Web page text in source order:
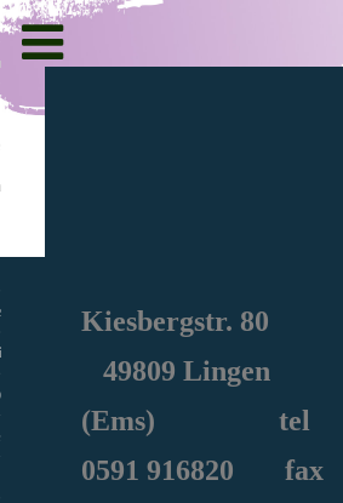
und Informationen
Sozialarbeit
Toggle
navigation
Kiesbergstr. 80
49809 Lingen
(Ems) tel
0591916820 fax